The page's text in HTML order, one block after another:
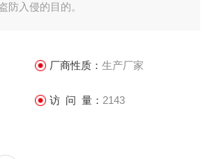
防入侵的目的。
厂商性质： 生产厂家
访 问 量： 2143